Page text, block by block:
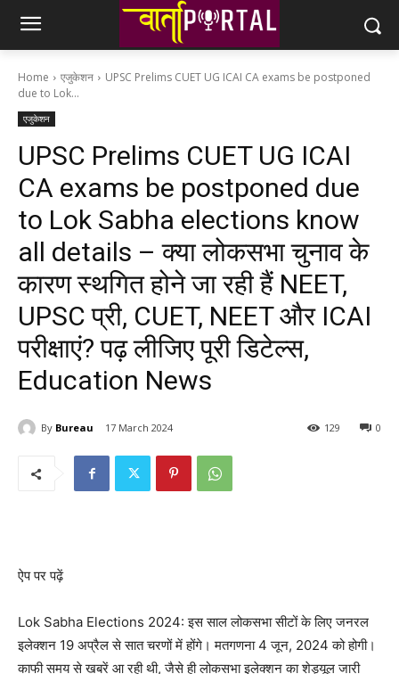
Home एजुकेशन
UPSC Prelims CUET UG ICAI CA exams be postponed
due to Lok...
एजुकेशन
UPSC Prelims CUET UG ICAI
CA exams be postponed due
to Lok Sabha elections know
all details – क्या लोकसभा चुनाव के
कारण स्थगित होने जा रही हैं NEET,
UPSC प्री, CUET, NEET और ICAI
परीक्षाएं? पढ़ लीजिए पूरी डिटेल्स,
Education News
By Bureau 17 March 2024 0
129
ऐप पर पढ़ें
Lok Sabha Elections 2024: इस साल लोकसभा सीटों के लिए जनरल
इलेक्शन 19 अप्रैल से सात चरणों में होंगे। मतगणना 4 जून, 2024 को होगी।
काफी समय से खबरें आ रही थी, जैसे ही लोकसभा इलेक्शन का शेड्यूल जारी